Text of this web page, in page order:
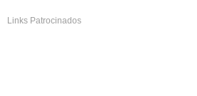
Links Patrocinados